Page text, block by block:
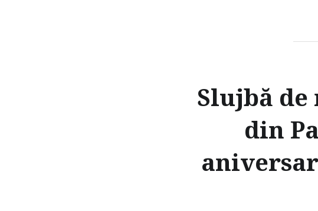
Slujbă
din